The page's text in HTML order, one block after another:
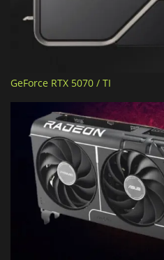
GeForce RTX 5070 / TI